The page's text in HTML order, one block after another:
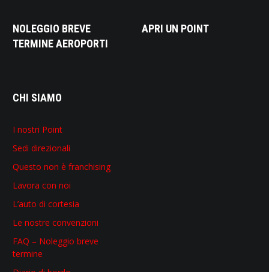
NOLEGGIO BREVE
TERMINE AEROPORTI
APRI UN POINT
CHI SIAMO
I nostri Point
Sedi direzionali
Questo non è franchising
Lavora con noi
L’auto di cortesia
Le nostre convenzioni
FAQ – Noleggio breve
termine